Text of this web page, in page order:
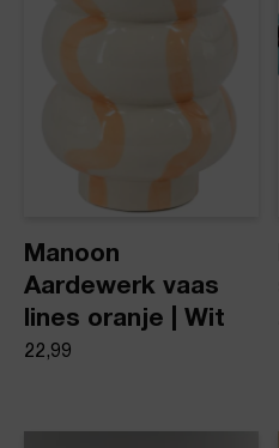
Manoon
Aardewerk vaas
lines oranje | Wit
22,99